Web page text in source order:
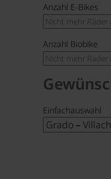
Anzahl E-Bikes
Anzahl Biobike
Einfachauswahl